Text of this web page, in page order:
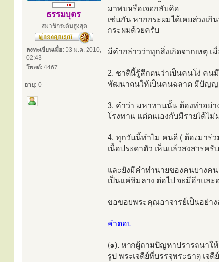
ธรรมบุตร
สมาชิกระดับสูงสุด
ลงทะเบียนเมื่อ: 03 ม.ค. 2010,
02:43
โพสต์: 4467
อายุ: 0
มาพบหรือเจอกลับคิด
เช่นกัน หากกระผมได้เคยล่วงเ
กระผมด้วยครับ
มีคำกล่าวว่าทุกสิ่งเกิดจากเหตุ
2. ชาตินี้รู้สึกตนว่าเป็นคนโง่ คน
พัฒนาตนให้เป็นคนฉลาด มีปัญญ
3. คำว่า มหาทานนั้น ต้องทำอย่า
โรงทาน แต่ตนเองกับมีรายได้ไ
4. ทุกวันนี้ทำไม คนดี ( ต้องมาร่
เนื้อประดาตัว เห็นแล้วสงสารครับ
และยังมีคำทำนายของคนบางค
เป็นแค่ชิมลาง ต่อไป จะมีอีกและ
ขอขอบพระคุณอาจารย์เป็นอย่าง
คำตอบ
(๑). หากผู้ถามปัญหาปรารถนาใ
รูป พระเจดีย์ที่บรรจุพระธาตุ เ